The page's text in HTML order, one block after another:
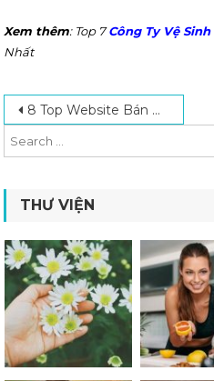
Xem thêm: Top 7Công Ty Vệ
Nhất
Post navigation
8 Top Website Bán Phần Mềm Bản Quyền Giá Tốt Hiện Nay
THƯ VIỆN